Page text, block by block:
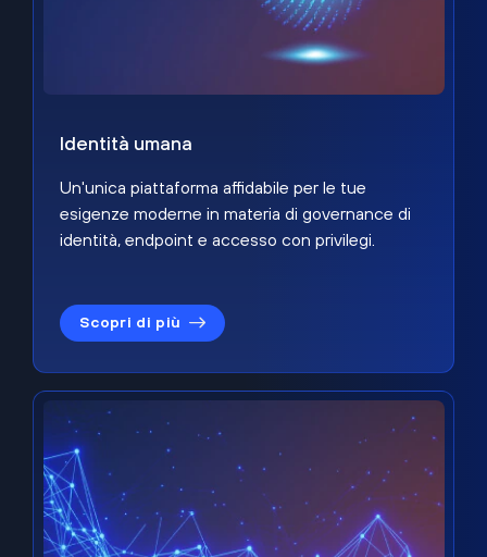
Identità umana
Un'unica piattaforma affidabile per le tue
esigenze moderne in materia di governance di
identità, endpoint e accesso con privilegi.
Scopri di più